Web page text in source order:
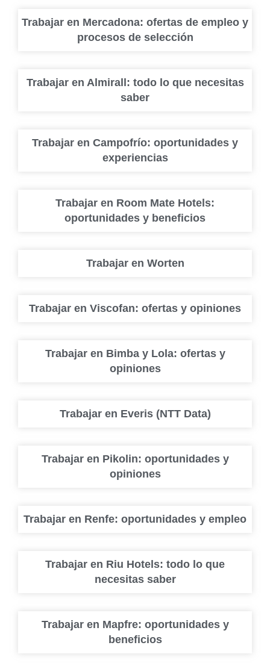
Trabajar en Mercadona: ofertas de empleo y
procesos de selección
Trabajar en Almirall: todo lo que necesitas
saber
Trabajar en Campofrío: oportunidades y
experiencias
Trabajar en Room Mate Hotels:
oportunidades y beneficios
Trabajar en Worten
Trabajar en Viscofan: ofertas y opiniones
Trabajar en Bimba y Lola: ofertas y
opiniones
Trabajar en Everis (NTT Data)
Trabajar en Pikolin: oportunidades y
opiniones
Trabajar en Renfe: oportunidades y empleo
Trabajar en Riu Hotels: todo lo que
necesitas saber
Trabajar en Mapfre: oportunidades y
beneficios